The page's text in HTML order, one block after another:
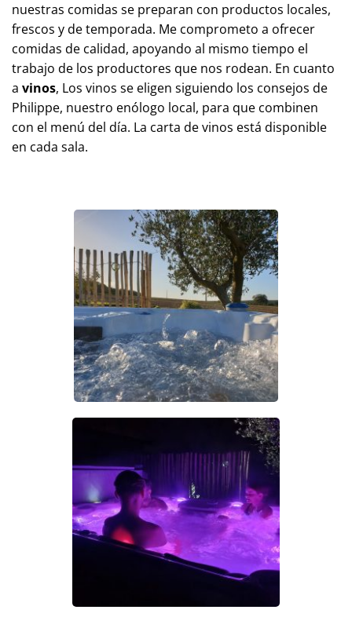
uestras comidas se preparan con productos locales, f
rescos y de temporada. Me comprometo a ofrecer c
omidas de calidad, apoyando al mismo tiempo el t
rabajo de los productores que nos rodean. En cuanto a
vinos , Los vinos se eligen siguiendo los consejos de P
hilippe, nuestro enólogo local, para que combinen c
on el menú del día. La carta de vinos está disponible e
n cada sala.